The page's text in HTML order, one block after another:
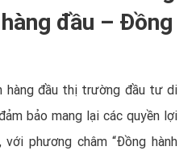
đầu – Đồng
hàng đầu thị trường đầu tư di
bảo mang lại các quyền lợi
phương châm “Đồng hành